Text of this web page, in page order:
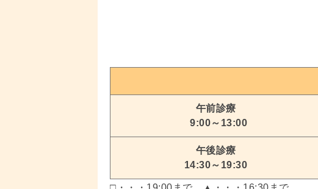
午前診療
9:00～13:00
午後診療
14:30～19:30